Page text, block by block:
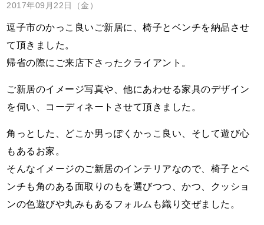
2017年09月22日（金）
逗子市のかっこ良いご新居に、椅子とベンチを納品させ
て頂きました。
帰省の際にご来店下さったクライアント。
ご新居のイメージ写真や、他にあわせる家具のデザイン
を伺い、コーディネートさせて頂きました。
角っとした、どこか男っぽくかっこ良い、そして遊び心
もあるお家。
そんなイメージのご新居のインテリアなので、椅子とベ
ンチも角のある面取りのもを選びつつ、かつ、クッショ
ンの色遊びや丸みもあるフォルムも織り交ぜました。